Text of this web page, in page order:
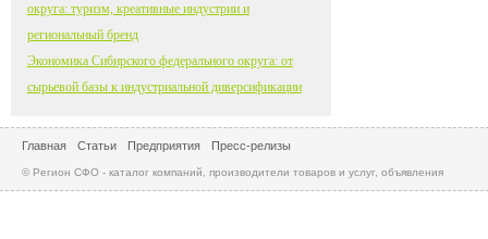
округа: туризм, креативные индустрии и
региональный бренд
Экономика Сибирского федерального округа: от
сырьевой базы к индустриальной диверсификации
Главная Статьи Предприятия Пресс-релизы
© Регион СФО - каталог компаний, производители товаров и услуг, объявления